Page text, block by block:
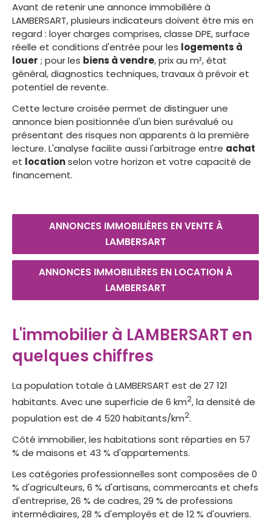
Avant de retenir une annonce immobilière à
LAMBERSART, plusieurs indicateurs doivent être mis en
regard : loyer charges comprises, classe DPE, surface
réelle et conditions d'entrée pour les logements à
louer ; pour les biens à vendre, prix au m², état
général, diagnostics techniques, travaux à prévoir et
potentiel de revente.
Cette lecture croisée permet de distinguer une
annonce bien positionnée d'un bien surévalué ou
présentant des risques non apparents à la première
lecture. L'analyse facilite aussi l'arbitrage entre achat
et locationselon votre horizon et votre capacité de
financement.
ANNONCES IMMOBILIÈRES EN VENTE À
LAMBERSART
ANNONCES IMMOBILIÈRES EN LOCATION À
LAMBERSART
L'immobilier à LAMBERSART en
quelques chiffres
La population totale à LAMBERSART est de 27 121
habitants. Avec une superficie de 6 km2, la densité de
population est de 4 520 habitants/km2.
Côté immobilier, les habitations sont réparties en 57
% de maisons et 43 % d'appartements.
Les catégories professionnelles sont composées de 0
% d'agriculteurs, 6 % d'artisans, commercants et chefs
d'entreprise, 26 % de cadres, 29 % de professions
intermédiaires, 28 % d'employés et de 12 % d'ouvriers.